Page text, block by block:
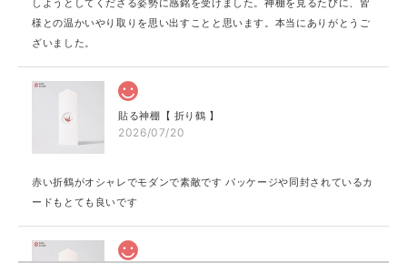
しようとしてくださる姿勢に感銘を受けました。神棚を見るたびに、皆
様との温かいやり取りを思い出すことと思います。本当にありがとうご
ざいました。
貼る神棚【 折り鶴 】
2026/07/20
赤い折鶴がオシャレでモダンで素敵です パッケージや同封されているカ
ードもとても良いです